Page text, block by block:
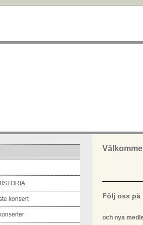
konsert Följ oss på
och nya